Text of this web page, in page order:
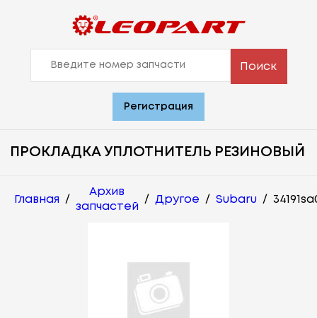
Поиск
Регистрация
ПРОКЛАДКА УПЛОТНИТЕЛЬ РЕЗИНОВЫЙ
Главная /
Архив
запчастей
/ Другое / Subaru /